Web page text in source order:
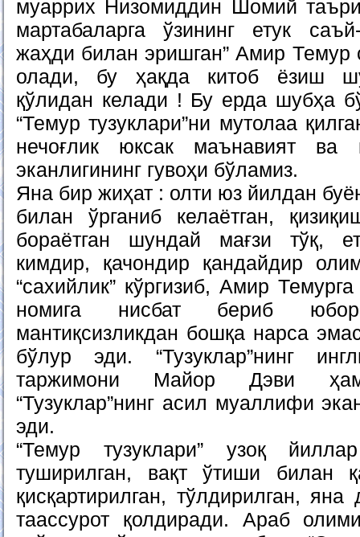
муаррих Низомиддин Шомий
мартабаларга ўзининг етук
жаҳди билан эришган” Амир Темур
олади, бу ҳақда китоб ёзиш
қўлидан келади ! Бу ерда шубҳа
“Темур тузуклари”ни мутолаа
нечоғлик юксак маънавият ва
эканлигининг гувоҳи бўламиз.
Яна бир жиҳат : олти юз йилдан
билан ўрганиб келаётган,
бораётган шундай мағзи тўқ,
кимдир, қачондир қандайдир
“сахийлик” кўргизиб, Амир Темурга
номига нисбат бериб
мантиқсизликдан бошқа нарса
бўлур эди. “Тузуклар”нинг
таржимони Майор Дэви
“Тузуклар”нинг асил муаллифи
эди.
“Темур тузуклари” узоқ
туширилган, вақт ўтиши билан
қисқартирилган, тўлдирилган, яна
таассурот қолдиради. Араб